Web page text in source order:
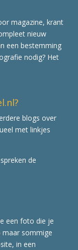
magazine, krant
nieuw
een bestemming
nodig? Het
blogs over
met linkjes
de
een foto die je
maar sommige
in een